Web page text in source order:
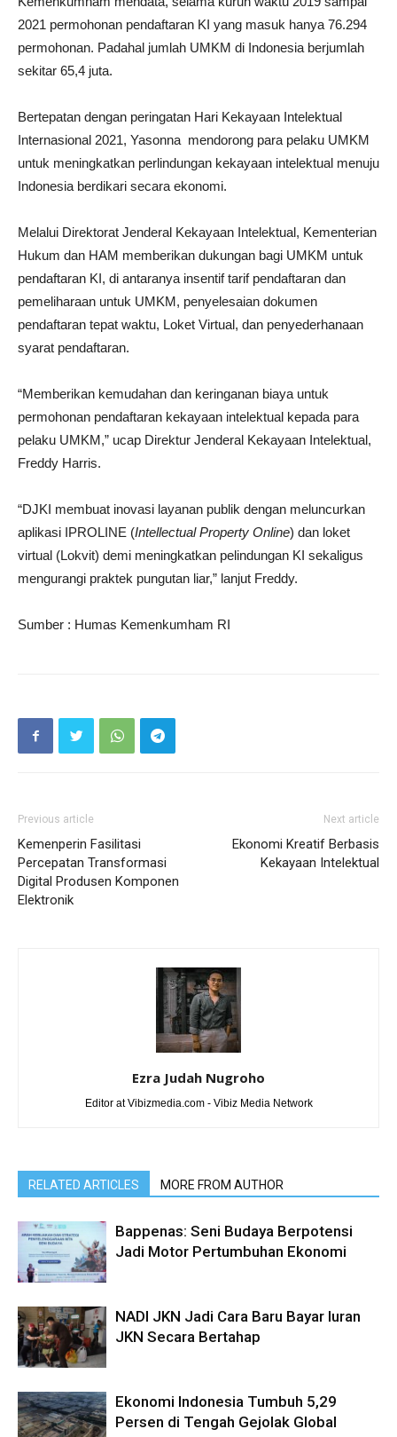
2021 permohonan pendaftaran KI yang masuk hanya 76.294
permohonan. Padahal jumlah UMKM di Indonesia berjumlah
sekitar 65,4 juta.
Bertepatan dengan peringatan Hari Kekayaan Intelektual
Internasional 2021, Yasonna mendorong para pelaku UMKM
untuk meningkatkan perlindungan kekayaan intelektual menuju
Indonesia berdikari secara ekonomi.
Melalui Direktorat Jenderal Kekayaan Intelektual, Kementerian
Hukum dan HAM memberikan dukungan bagi UMKM untuk
pendaftaran KI, di antaranya insentif tarif pendaftaran dan
pemeliharaan untuk UMKM, penyelesaian dokumen
pendaftaran tepat waktu, Loket Virtual, dan penyederhanaan
syarat pendaftaran.
“Memberikan kemudahan dan keringanan biaya untuk
permohonan pendaftaran kekayaan intelektual kepada para
pelaku UMKM,” ucap Direktur Jenderal Kekayaan Intelektual,
Freddy Harris.
“DJKI membuat inovasi layanan publik dengan meluncurkan
aplikasi IPROLINE (Intellectual Property Online) dan loket
virtual (Lokvit) demi meningkatkan pelindungan KI sekaligus
mengurangi praktek pungutan liar,” lanjut Freddy.
Sumber : Humas Kemenkumham RI
Previous article
Kemenperin Fasilitasi
Percepatan Transformasi
Digital Produsen Komponen
Elektronik
Next article
Ekonomi Kreatif Berbasis
Kekayaan Intelektual
Ezra Judah Nugroho
Editor at Vibizmedia.com - Vibiz Media Network
RELATED ARTICLES MORE FROM AUTHOR
Bappenas: Seni Budaya Berpotensi
Jadi Motor Pertumbuhan Ekonomi
NADI JKN Jadi Cara Baru Bayar Iuran
JKN Secara Bertahap
Ekonomi Indonesia Tumbuh 5,29
Persen di Tengah Gejolak Global